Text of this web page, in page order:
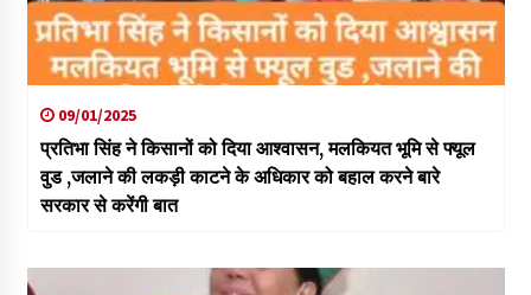
09/01/2025
प्रतिभा सिंह ने किसानों को दिया आश्वासन, मलकियत भूमि से फ्यूल
वुड ,जलाने की लकड़ी काटने के अधिकार को बहाल करने बारे
सरकार से करेंगी बात